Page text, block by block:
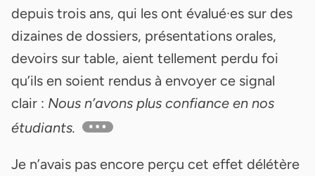
depuis trois ans, qui les ont évalué·es sur des
dizaines de dossiers, présentations orales,
devoirs sur table, aient tellement perdu foi
qu’ils en soient rendus à envoyer ce signal
clair : Nous n’avons plus confiance en nos
étudiants.
Je n’avais pas encore perçu cet effet délétère